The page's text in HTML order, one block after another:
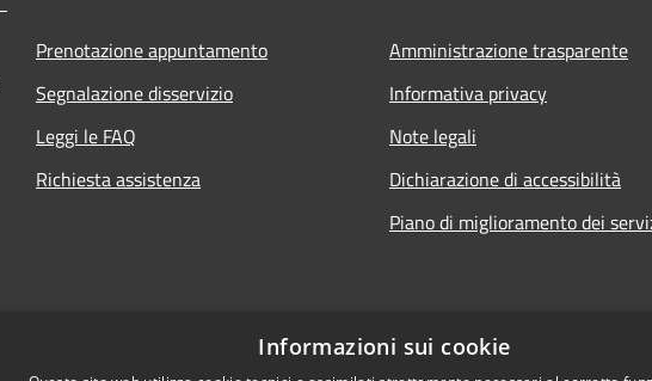
Prenotazione appuntamento
Segnalazione disservizio
Leggi le FAQ
Richiesta assistenza
Amministrazione trasparente
Informativa privacy
Note legali
Dichiarazione di accessibilità
Piano di miglioramento dei
Informazioni sui cookie